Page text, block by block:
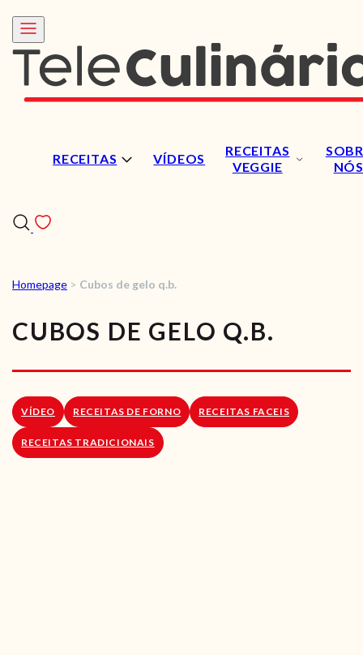
RECEITAS VÍDEOS
RECEITAS
VEGGIE
NÓS
RECEITAS
VÍDEOS
RECEITAS VEGGIE
SOBRE NÓS
LOJA ONLINE
Homepage > Cubos de gelo q.b.
CUBOS DE GELO Q.B.
VÍDEO RECEITAS DE FORNO RECEITAS FACEIS
RECEITAS TRADICIONAIS